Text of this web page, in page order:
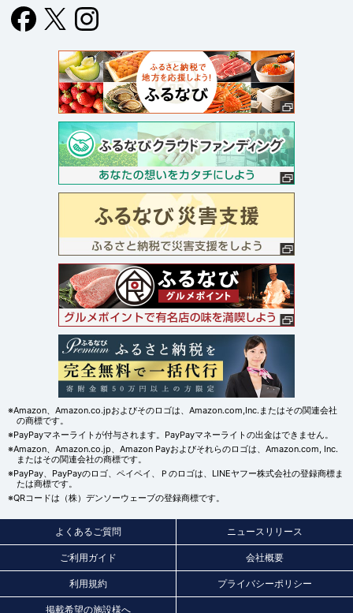
※Amazon、Amazon.co.jpおよびそのロゴは、Amazon.com,Inc.またはその関連会社
の商標です。
※PayPayマネーライトが付与されます。PayPayマネーライトの出金はできません。
※Amazon、Amazon.co.jp、Amazon Payおよびそれらのロゴは、Amazon.com, Inc.
またはその関連会社の商標です。
※PayPay、PayPayのロゴ、ペイペイ、Ｐのロゴは、LINEヤフー株式会社の登録商標ま
たは商標です。
※QRコードは（株）デンソーウェーブの登録商標です。
よくあるご質問 ニュースリリース
ご利用ガイド 会社概要
利用規約 プライバシーポリシー
掲載希望の施設様へ